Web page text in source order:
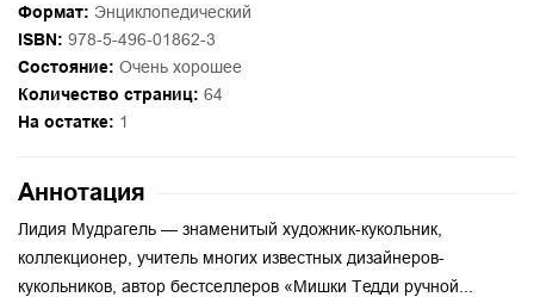
Формат: Энциклопедический
ISBN: 978-5-496-01862-3
Состояние: Очень хорошее
Количество страниц: 64
На остатке: 1
Аннотация
Лидия Мудрагель — знаменитый художник-кукольник,
коллекционер, учитель многих известных дизайнеров-
кукольников, автор бестселлеров «Мишки Тедди ручной...